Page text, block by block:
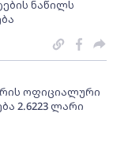
ნაწილს
ოფიციალური
2.6223 ლარი